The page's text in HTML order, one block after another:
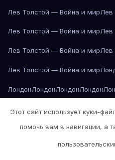
Лев Толстой — Война и мирЛев
Лев Толстой — Война и мирЛев
Лев Толстой — Война и мирЛев
Лев Толстой — Война и мир
ЛондонЛондонЛондонЛондон
Лондон Лондон Лос-Анджелес
Лос-АнджелесЛос-Анджелес
Лос-Анджелес
Этот сайт использует куки-
помочь вам в навигации, а